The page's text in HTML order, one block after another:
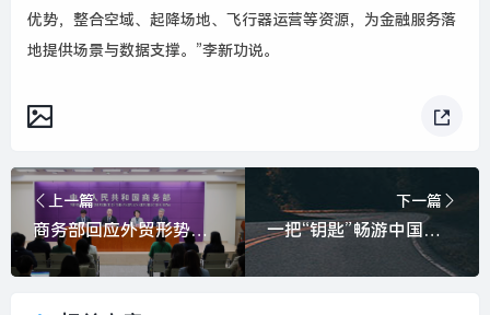
优势，整合空域、起降场地、飞行器运营等资源，为金融服务落
地提供场景与数据支撑。”李新功说。
上一篇
商务部回应外贸形势：一季度将如期实现良好开局|界面新闻
下一篇
一把“钥匙”畅游中国，中国银行“来华通”APP装机量破百万|界面新闻